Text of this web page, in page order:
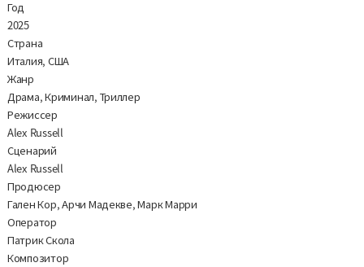
Год
2025
Страна
Италия, США
Жанр
Драма, Криминал, Триллер
Режиссер
Alex Russell
Сценарий
Alex Russell
Продюсер
Гален Кор, Арчи Мадекве, Марк Марри
Оператор
Патрик Скола
Композитор